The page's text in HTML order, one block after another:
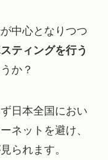
中心となりつつ
ティングを行う
か？
日本全国におい
ネットを避け、
られます。